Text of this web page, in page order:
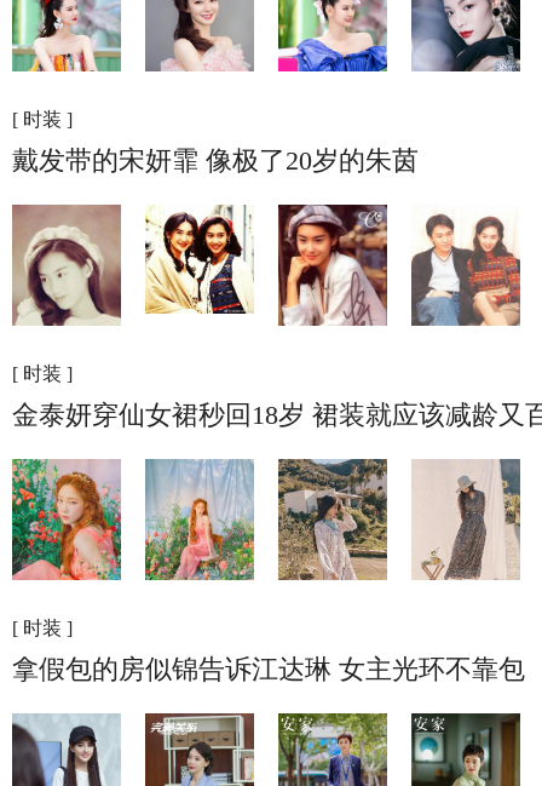
[ 时装 ]
戴发带的宋妍霏 像极了20岁的朱茵
[ 时装 ]
金泰妍穿仙女裙秒回18岁 裙装就应该减龄又
[ 时装 ]
拿假包的房似锦告诉江达琳 女主光环不靠包